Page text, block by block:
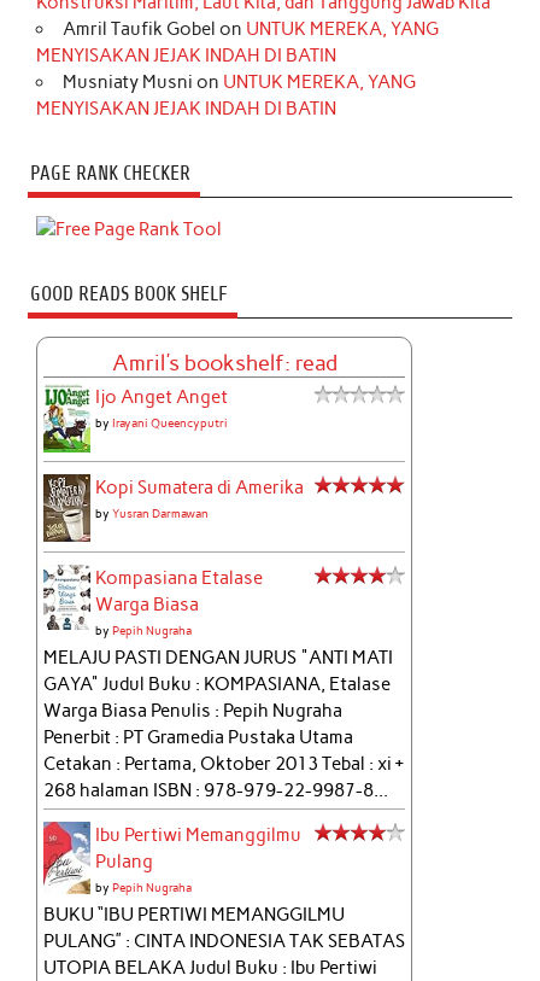
Amril Taufik Gobel on UNTUK MEREKA, YANG
MENYISAKAN JEJAK INDAH DI BATIN
Musniaty Musni on UNTUK MEREKA, YANG
MENYISAKAN JEJAK INDAH DI BATIN
PAGE RANK CHECKER
GOOD READS BOOK SHELF
Amril's bookshelf: read
Ijo Anget Anget
byIrayani Queencyputri
Kopi Sumatera di Amerika
byYusran Darmawan
Kompasiana Etalase
Warga Biasa
byPepih Nugraha
MELAJU PASTI DENGAN JURUS "ANTI MATI
GAYA" Judul Buku : KOMPASIANA, Etalase
Warga Biasa Penulis : Pepih Nugraha
Penerbit : PT Gramedia Pustaka Utama
Cetakan : Pertama, Oktober 2013 Tebal : xi +
268 halaman ISBN : 978-979-22-9987-8...
Ibu Pertiwi Memanggilmu
Pulang
byPepih Nugraha
BUKU “IBU PERTIWI MEMANGGILMU
PULANG” : CINTA INDONESIA TAK SEBATAS
UTOPIA BELAKA Judul Buku : Ibu Pertiwi